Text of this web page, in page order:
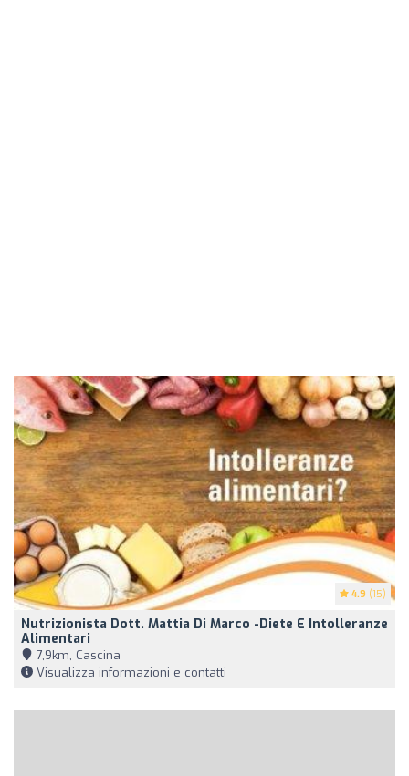
4.9 (15)
Nutrizionista Dott. Mattia Di Marco -Diete E Intolleranze
Alimentari
7,9km, Cascina
Visualizza informazioni e contatti